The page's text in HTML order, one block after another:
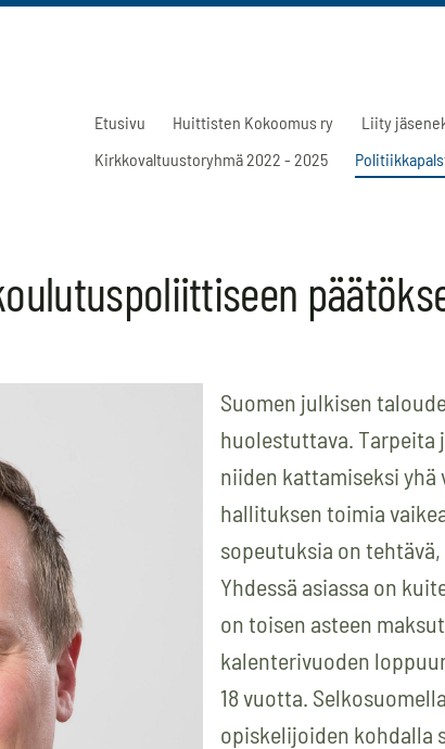
Etusivu Huittisten Kokoomus ry Liity
Kirkkovaltuustoryhmä 2022 - 2025
Suomen julkisen
huolestuttava. Tarpeita
niiden kattamiseksi yhä
hallituksen toimia
sopeutuksia on
Yhdessä asiassa on
on toisen asteen
kalenterivuoden
18 vuotta.
opiskelijoiden kohdalla